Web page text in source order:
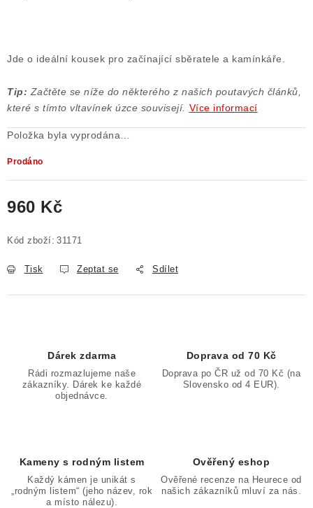
Jde o ideální kousek pro začínající sběratele a kamínkáře.
Tip: Začtěte se níže do některého z našich poutavých článků,
které s tímto vltavínek úzce souvisejí. Více informací
Položka byla vyprodána…
Prodáno
960 Kč
Kód zboží: 31171
Tisk Zeptat se Sdílet
Dárek zdarma
Rádi rozmazlujeme naše
zákazníky. Dárek ke každé
objednávce.
Doprava od 70 Kč
Doprava po ČR už od 70 Kč (na
Slovensko od 4 EUR).
Kameny s rodným listem
Každý kámen je unikát s
„rodným listem“ (jeho název, rok
a místo nálezu).
Ověřený eshop
Ověřené recenze na Heurece od
našich zákazníků mluví za nás.